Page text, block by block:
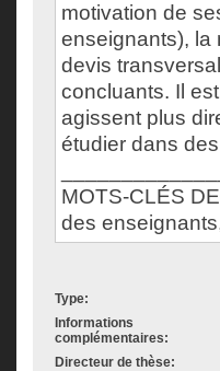
motivation de
enseignants), la
devis
concluants. Il
agissent plus
étudier dans
MOTS-CLÉS
des
Type:
Informations
complémentaires:
Directeur de thèse: